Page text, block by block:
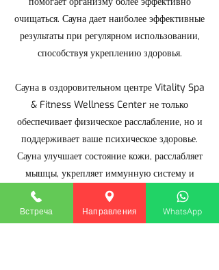
очищаться. Сауна дает наиболее эффективные
результаты при регулярном использовании,
способствуя укреплению здоровья.
Сауна в оздоровительном центре Vitality Spa
& Fitness Wellness Center не только
обеспечивает физическое расслабление, но и
поддерживает ваше психическое здоровье.
Сауна улучшает состояние кожи, расслабляет
мышцы, укрепляет иммунную систему и
дарит психологическое облегчение.
Регулярное посещение сауны улучшает общее
состояние здоровья и становится важной
Встреча Направления WhatsApp